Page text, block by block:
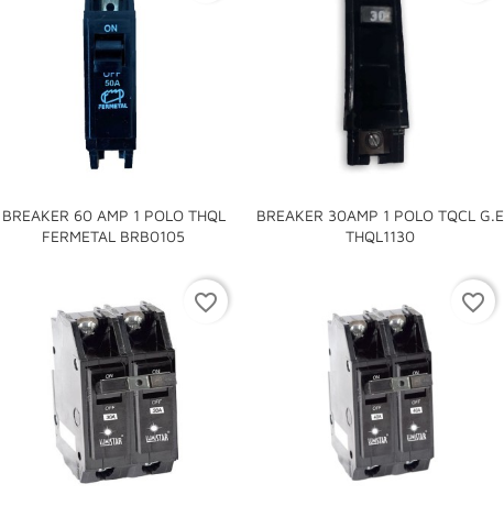
BREAKER 60 AMP 1 POLO THQL
FERMETAL BRB0105

BREAKER 30AMP 1 POLO TQCL G.E
THQL1130

favorite_border favorite_border